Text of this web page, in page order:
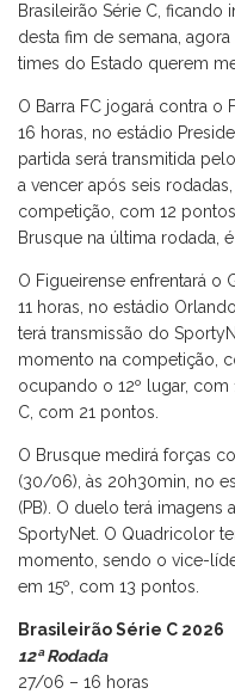
Brasileirão Série C,
desta fim de semana,
times do Estado querem
O Barra FC jogará contra o
16 horas, no estádio
partida será transmitida
a vencer após seis
competição, com 12
Brusque na última rodada,
O Figueirense enfrentará o
11 horas, no estádio
terá transmissão do
momento na competição,
ocupando o 12º lugar, com
C, com 21 pontos.
O Brusque medirá forças
(30/06), às 20h30min, no
(PB). O duelo terá
SportyNet. O Quadricolor
momento, sendo o vice-
em 15º, com 13 pontos.
Brasileirão Série C 2026
12ª Rodada
27/06 – 16 horas